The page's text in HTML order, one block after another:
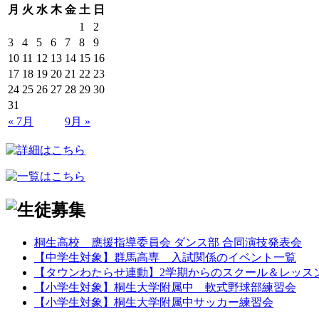
月 火 水 木 金 土 日
1
2
3
4 5 6 7 8
9
10 11 12 13 14 15 16
17 18 19 20 21 22 23
24 25 26 27 28 29 30
31
« 7月
9月 »
桐生高校 應援指導委員会 ダンス部 合同演技発表会
【中学生対象】群馬高専 入試関係のイベント一覧
【タウンわたらせ連動】2学期からのスクール＆レッ
【小学生対象】桐生大学附属中 軟式野球部練習会
【小学生対象】桐生大学附属中サッカー練習会